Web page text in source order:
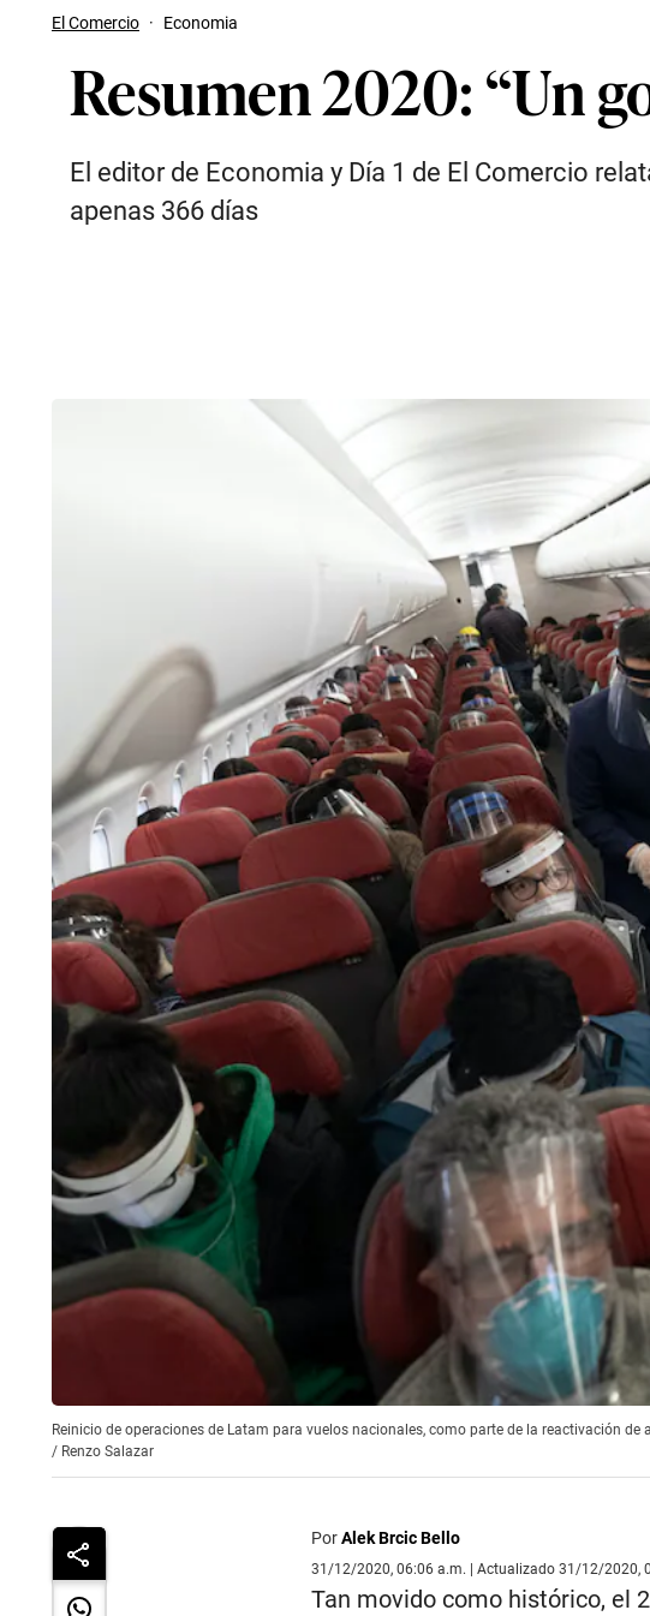
El Comercio · Economia
Resumen 2020: “Un
El editor de Economia y Día 1 de El Comercio
apenas 366 días
Reinicio de operaciones de Latam para vuelos nacionales, como parte de la reactivación
/ Renzo Salazar
PorAlek Brcic Bello
31/12/2020, 06:06 a.m. | Actualizado 31/12/2020,
Tan movido como histórico, el